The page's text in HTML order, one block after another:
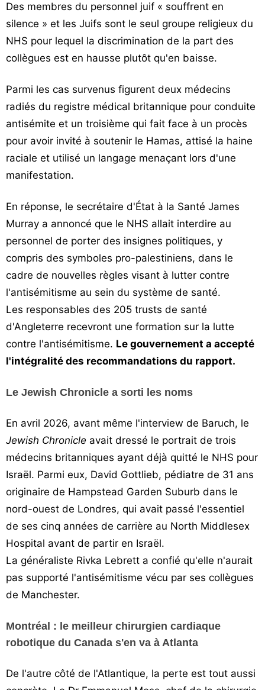
Des membres du personnel juif « souffrent en
silence » et les Juifs sont le seul groupe religieux du
NHS pour lequel la discrimination de la part des
collègues est en hausse plutôt qu'en baisse.
Parmi les cas survenus figurent deux médecins
radiés du registre médical britannique pour conduite
antisémite et un troisième qui fait face à un procès
pour avoir invité à soutenir le Hamas, attisé la haine
raciale et utilisé un langage menaçant lors d'une
manifestation.
En réponse, le secrétaire d'État à la Santé James
Murray a annoncé que le NHS allait interdire au
personnel de porter des insignes politiques, y
compris des symboles pro-palestiniens, dans le
cadre de nouvelles règles visant à lutter contre
l'antisémitisme au sein du système de santé.
Les responsables des 205 trusts de santé
d'Angleterre recevront une formation sur la lutte
contre l'antisémitisme. Le gouvernement a accepté
l'intégralité des recommandations du rapport.
Le Jewish Chronicle a sorti les noms
En avril 2026, avant même l'interview de Baruch, le
Jewish Chronicle avait dressé le portrait de trois
médecins britanniques ayant déjà quitté le NHS pour
Israël. Parmi eux, David Gottlieb, pédiatre de 31 ans
originaire de Hampstead Garden Suburb dans le
nord-ouest de Londres, qui avait passé l'essentiel
de ses cinq années de carrière au North Middlesex
Hospital avant de partir en Israël.
La généraliste Rivka Lebrett a confié qu'elle n'aurait
pas supporté l'antisémitisme vécu par ses collègues
de Manchester.
Montréal : le meilleur chirurgien cardiaque
robotique du Canada s'en va à Atlanta
De l'autre côté de l'Atlantique, la perte est tout aussi